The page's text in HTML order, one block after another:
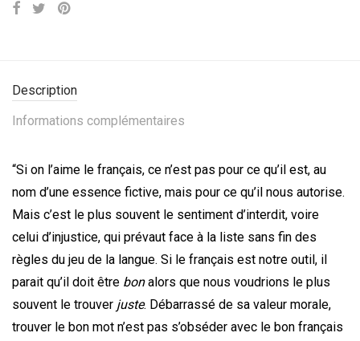
Description
Informations complémentaires
“Si on l’aime le français, ce n’est pas pour ce qu’il est, au
nom d’une essence fictive, mais pour ce qu’il nous autorise.
Mais c’est le plus souvent le sentiment d’interdit, voire
celui d’injustice, qui prévaut face à la liste sans fin des
règles du jeu de la langue. Si le français est notre outil, il
parait qu’il doit être bonalors que nous voudrions le plus
souvent le trouver juste. Débarrassé de sa valeur morale,
trouver le bon mot n’est pas s’obséder avec le bon français